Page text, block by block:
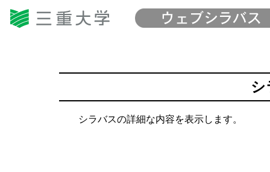
シ
シラバスの詳細な内容を表示します。